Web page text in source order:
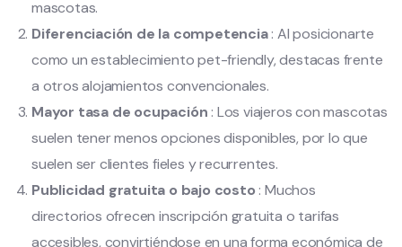
mascotas.
Diferenciación de la competencia: Al posicionarte
como un establecimiento pet-friendly, destacas frente
a otros alojamientos convencionales.
Mayor tasa de ocupación : Los viajeros con mascotas
suelen tener menos opciones disponibles, por lo que
suelen ser clientes fieles y recurrentes.
Publicidad gratuita o bajo costo : Muchos
directorios ofrecen inscripción gratuita o tarifas
accesibles, convirtiéndose en una forma económica de